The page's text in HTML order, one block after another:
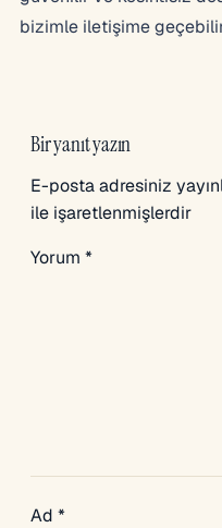
bizimle iletişime
Bir yanıt yazın
E-posta adresiniz
ile işaretlenmişlerdir
Yorum *
Ad *